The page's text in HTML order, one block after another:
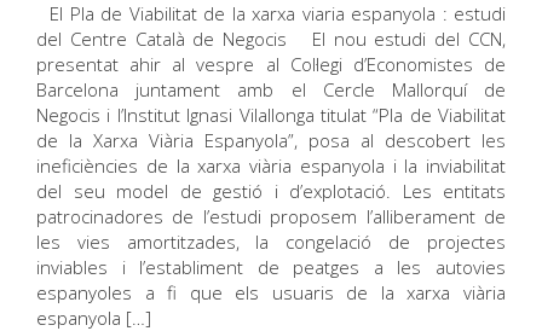
El Pla de Viabilitat de la xarxa viaria espanyola : estudi
del Centre Català de Negocis El nou estudi del CCN,
presentat ahir al vespre al Col·legi d’Economistes de
Barcelona juntament amb el Cercle Mallorquí de
Negocis i l’Institut Ignasi Vilallonga titulat “Pla de Viabilitat
de la Xarxa Viària Espanyola”, posa al descobert les
ineficiències de la xarxa viària espanyola i la inviabilitat
del seu model de gestió i d’explotació. Les entitats
patrocinadores de l’estudi proposem l’alliberament de
les vies amortitzades, la congelació de projectes
inviables i l’establiment de peatges a les autovies
espanyoles a fi que els usuaris de la xarxa viària
espanyola […]